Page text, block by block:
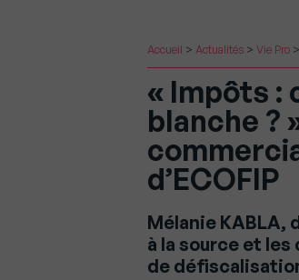
Accueil > Actualités > Vie Pro >
« Impôts :
blanche ?
d’ECOFIP
Mélanie KABLA,
à la source et
de